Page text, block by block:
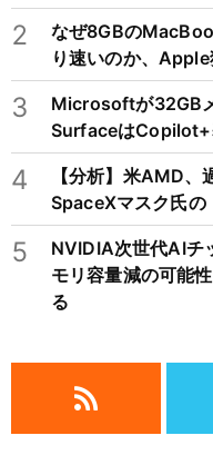
2
なぜ8GBの
り速いのか、
3
Microsoftが32GB
SurfaceはCopilot+
4
【分析】米AMD
SpaceXマスク氏
5
NVIDIA次世代AIチ
モリ容量減の可能
る